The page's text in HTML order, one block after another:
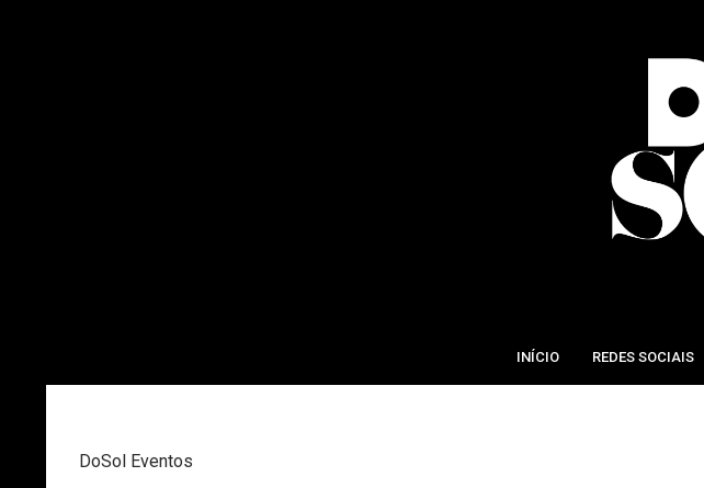
INÍCIO REDES SOCIAIS
DoSol Eventos